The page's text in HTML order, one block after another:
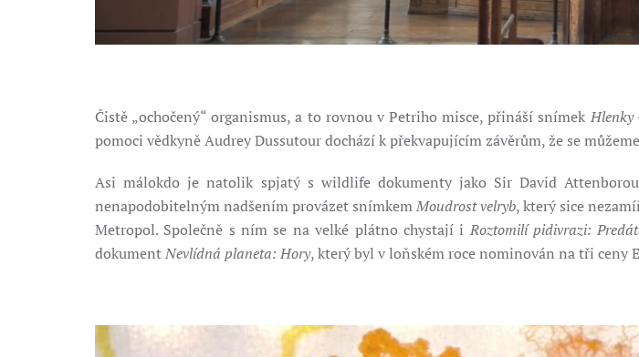
Čistě „ochočený“ organismus, a to rovnou v Petriho misce, přináší snímek Hlenky
pomoci vědkyně Audrey Dussutour dochází k překvapujícím závěrům, že se
Asi málokdo je natolik spjatý s wildlife dokumenty jako Sir David
nenapodobitelným nadšením provázet snímkemMoudrost velryb, který sice
Metropol. Společně s ním se na velké plátno chystají i Roztomilí pidivrazi:
dokumentNevlídná planeta: Hory, který byl v loňském roce nominován na tři ceny